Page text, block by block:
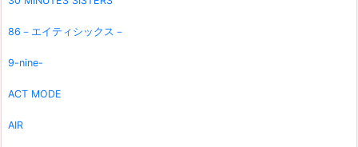
86－エイティシックス－
9-nine-
ACT MODE
AIR